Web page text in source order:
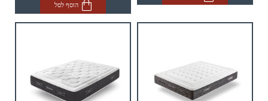
הוסף לסל